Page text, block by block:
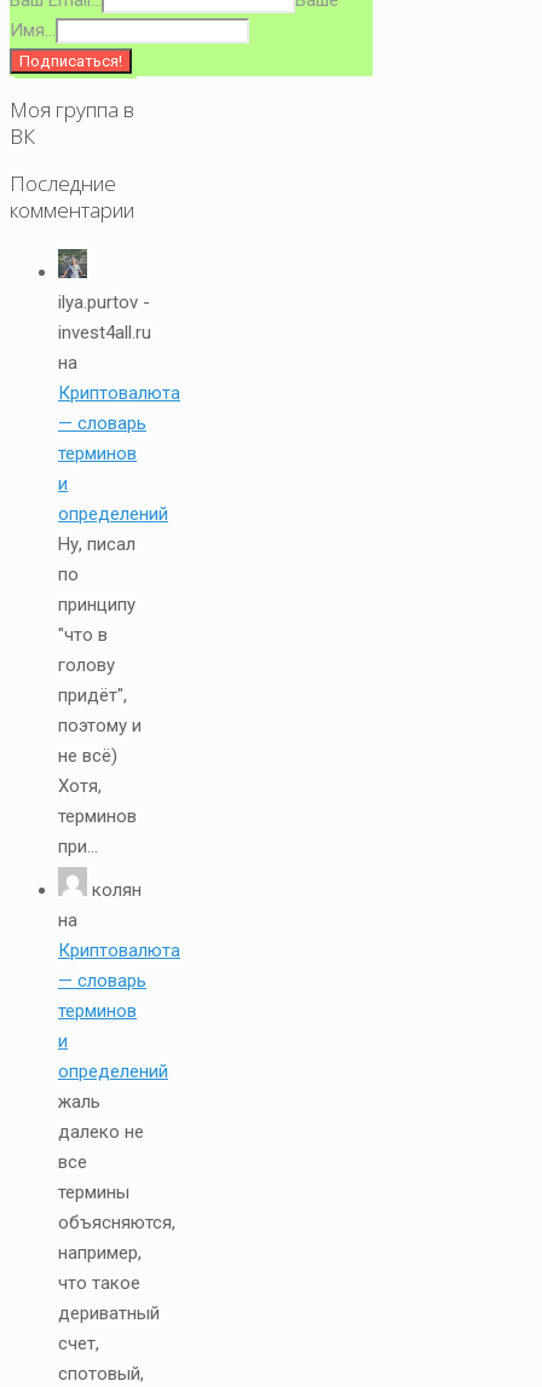
Имя...
Моя группа в
ВК
Последние
комментарии
ilya.purtov -
invest4all.ru
на
Криптовалюта
— словарь
терминов
и
определений
Ну, писал
по
принципу
"что в
голову
придёт",
поэтому и
не всё)
Хотя,
терминов
при...
колян
на
Криптовалюта
— словарь
терминов
и
определений
жаль
далеко не
все
термины
объясняются,
например,
что такое
дериватный
счет,
спотовый,